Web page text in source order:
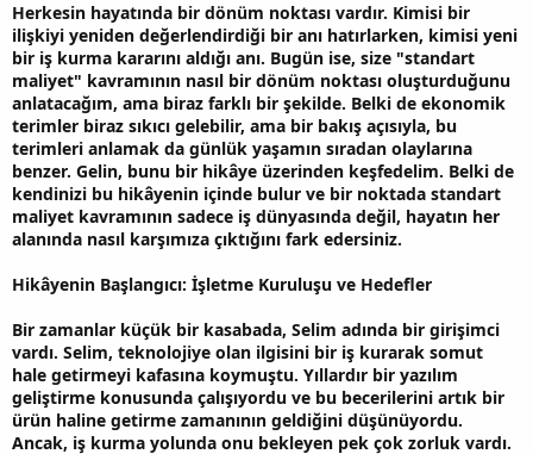
n
h
i
Herkesin hayatında bir dönüm noktası vardır. Kimisi bir
ilişkiyi yeniden değerlendirdiği bir anı hatırlarken, kimisi yeni
bir iş kurma kararını aldığı anı. Bugün ise, size "standart
maliyet" kavramının nasıl bir dönüm noktası oluşturduğunu
anlatacağım, ama biraz farklı bir şekilde. Belki de ekonomik
terimler biraz sıkıcı gelebilir, ama bir bakış açısıyla, bu
terimleri anlamak da günlük yaşamın sıradan olaylarına
benzer. Gelin, bunu bir hikâye üzerinden keşfedelim. Belki de
kendinizi bu hikâyenin içinde bulur ve bir noktada standart
maliyet kavramının sadece iş dünyasında değil, hayatın her
alanında nasıl karşımıza çıktığını fark edersiniz.
Hikâyenin Başlangıcı: İşletme Kuruluşu ve Hedefler
Bir zamanlar küçük bir kasabada, Selim adında bir girişimci
vardı. Selim, teknolojiye olan ilgisini bir iş kurarak somut
hale getirmeyi kafasına koymuştu. Yıllardır bir yazılım
geliştirme konusunda çalışıyordu ve bu becerilerini artık bir
ürün haline getirme zamanının geldiğini düşünüyordu.
Ancak, iş kurma yolunda onu bekleyen pek çok zorluk vardı.